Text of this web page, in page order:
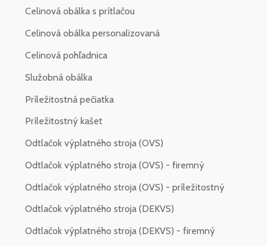
Celinová obálka s prítlačou
Celinová obálka personalizovaná
Celinová pohľadnica
Služobná obálka
Príležitostná pečiatka
Príležitostný kašet
Odtlačok výplatného stroja (OVS)
Odtlačok výplatného stroja (OVS) - firemný
Odtlačok výplatného stroja (OVS) - príležitostný
Odtlačok výplatného stroja (DEKVS)
Odtlačok výplatného stroja (DEKVS) - firemný